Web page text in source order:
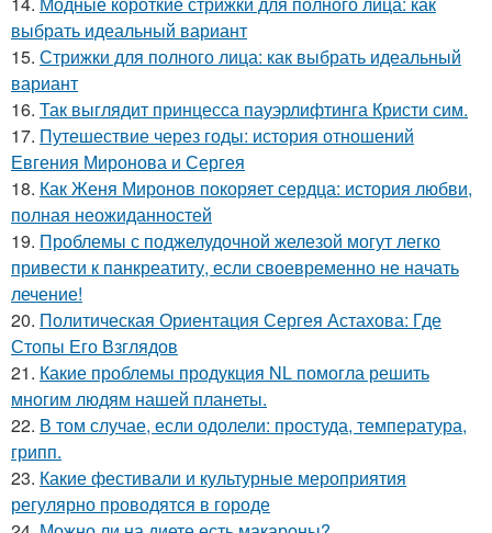
выбрать идеальный вариант
15. Стрижки для полного лица: как выбрать идеальный
вариант
16. Так выглядит принцесса пауэрлифтинга Кристи сим.
17. Путешествие через годы: история отношений
Евгения Миронова и Сергея
18. Как Женя Миронов покоряет сердца: история любви,
полная неожиданностей
19. Проблемы с поджелудочной железой могут легко
привести к панкреатиту, если своевременно не начать
лечение!
20. Политическая Ориентация Сергея Астахова: Где
Стопы Его Взглядов
21. Какие проблемы продукция NL помогла решить
многим людям нашей планеты.
22. В том случае, если одолели: простуда, температура,
грипп.
23. Какие фестивали и культурные мероприятия
регулярно проводятся в городе